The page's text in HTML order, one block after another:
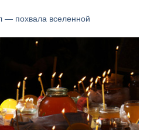
— похвала вселенной